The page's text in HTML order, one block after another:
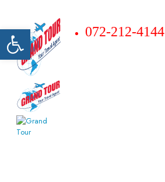
Открыть панель инструментов072-212-4144